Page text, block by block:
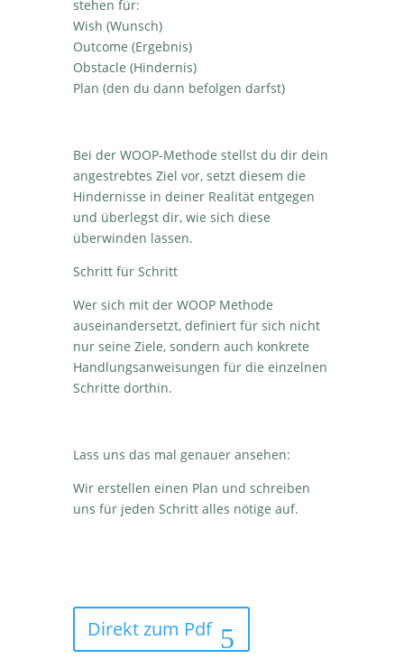
stehen für:
Wish (Wunsch)
Outcome (Ergebnis)
Obstacle (Hindernis)
Plan (den du dann befolgen darfst)
Bei der WOOP-Methode stellst du dir dein
angestrebtes Ziel vor, setzt diesem die
Hindernisse in deiner Realität entgegen
und überlegst dir, wie sich diese
überwinden lassen.
Schritt für Schritt
Wer sich mit der WOOP Methode
auseinandersetzt, definiert für sich nicht
nur seine Ziele, sondern auch konkrete
Handlungsanweisungen für die einzelnen
Schritte dorthin.
Lass uns das mal genauer ansehen:
Wir erstellen einen Plan und schreiben
uns für jeden Schritt alles nötige auf.
Direkt zum Pdf